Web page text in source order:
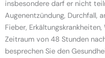
insbesondere darf er nicht
Augenentzündung, Durchfall,
Fieber,
Zeitraum von 48 Stunden
besprechen Sie den